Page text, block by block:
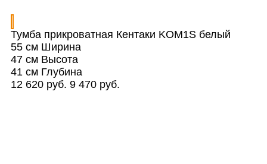
Тумба прикроватная Кентаки KOM1S белый
55 смШирина
47 смВысота
41 смГлубина
12 620 руб. 9 470 руб.